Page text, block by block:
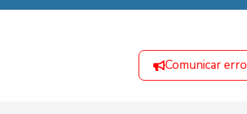
Comunicar erro